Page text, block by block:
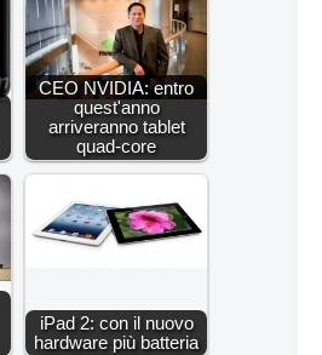
CEO NVIDIA: entro
quest'anno
arriveranno tablet
quad-core
iPad 2: con il nuovo
hardware più batteria